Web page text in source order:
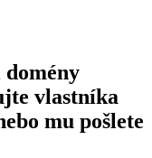
vlastníka
mu pošlete